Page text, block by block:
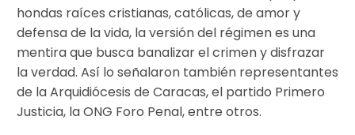
hondas raíces cristianas, católicas, de amor y
defensa de la vida, la versión del régimen es una
mentira que busca banalizar el crimen y disfrazar
la verdad. Así lo señalaron también representantes
de la Arquidiócesis de Caracas, el partido Primero
Justicia, la ONG Foro Penal, entre otros.